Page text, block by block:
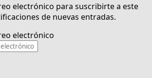
electrónico para suscribirte a este
de nuevas entradas.
electrónico